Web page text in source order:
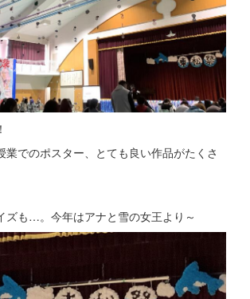
業でのポスター、とても良い作品がたくさ
ズも…。今年はアナと雪の女王より～